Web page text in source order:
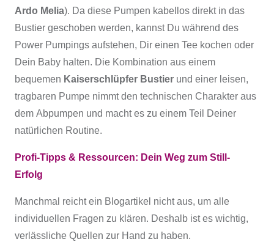
Ardo Melia). Da diese Pumpen kabellos direkt in das
Bustier geschoben werden, kannst Du während des
Power Pumpings aufstehen, Dir einen Tee kochen oder
Dein Baby halten. Die Kombination aus einem
bequemen Kaiserschlüpfer Bustier und einer leisen,
tragbaren Pumpe nimmt den technischen Charakter aus
dem Abpumpen und macht es zu einem Teil Deiner
natürlichen Routine.
Profi-Tipps & Ressourcen: Dein Weg zum Still-
Erfolg
Manchmal reicht ein Blogartikel nicht aus, um alle
individuellen Fragen zu klären. Deshalb ist es wichtig,
verlässliche Quellen zur Hand zu haben.